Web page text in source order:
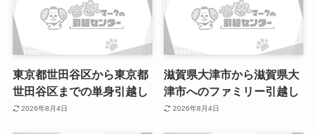
東京都世田谷区から東京都
世田谷区までの単身引越し
2026年8月4日
滋賀県大津市から滋賀県大
津市へのファミリー引越し
2026年8月4日